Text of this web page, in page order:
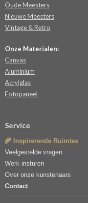
Oude Meesters
Nieuwe Meesters
Vintage & Retro
Onze Materialen:
Canvas
Aluminium
Acrylglas
Fotopaneel
Service
🌾 Inspirerende Ruimtes
Veelgestelde vragen
Werk insturen
Over onze kunstenaars
Contact